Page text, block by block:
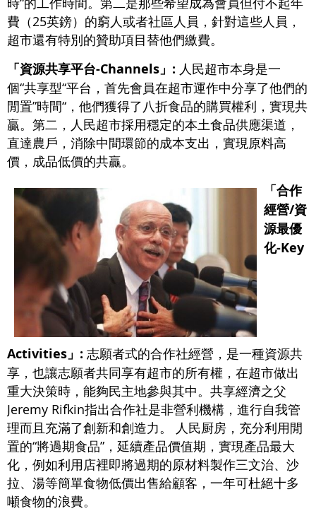
費（25英鎊）的窮人或者社區人員，針對這些人員，
超市還有特別的贊助項目替他們繳費。
「資源共享平台-Channels」: 人民超市本身是一
個“共享型“平台，首先會員在超市運作中分享了他們的
閒置”時間“，他們獲得了八折食品的購買權利，實現共
贏。第二，人民超市採用穩定的本土食品供應渠道，
直達農戶，消除中間環節的成本支出，實現原料高
價，成品低價的共贏。
「合作
經營/資
源最優
化-Key
Activities」: 志願者式的合作社經營，是一種資源共
享，也讓志願者共同享有超市的所有權，在超市做出
重大決策時，能夠民主地參與其中。共享經濟之父
Jeremy Rifkin指出合作社是非營利機構，進行自我管
理而且充滿了創新和創造力。 人民厨房，充分利用閒
置的“將過期食品”，延續產品價值期，實現產品最大
化，例如利用店裡即將過期的原材料製作三文治、沙
拉、湯等簡單食物低價出售給顧客，一年可杜絕十多
噸食物的浪費。